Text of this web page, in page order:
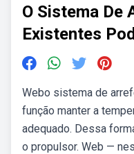
O Sistema De
Existentes
Webo sistema de
função manter a
adequado. Dessa
o propulsor. Web —